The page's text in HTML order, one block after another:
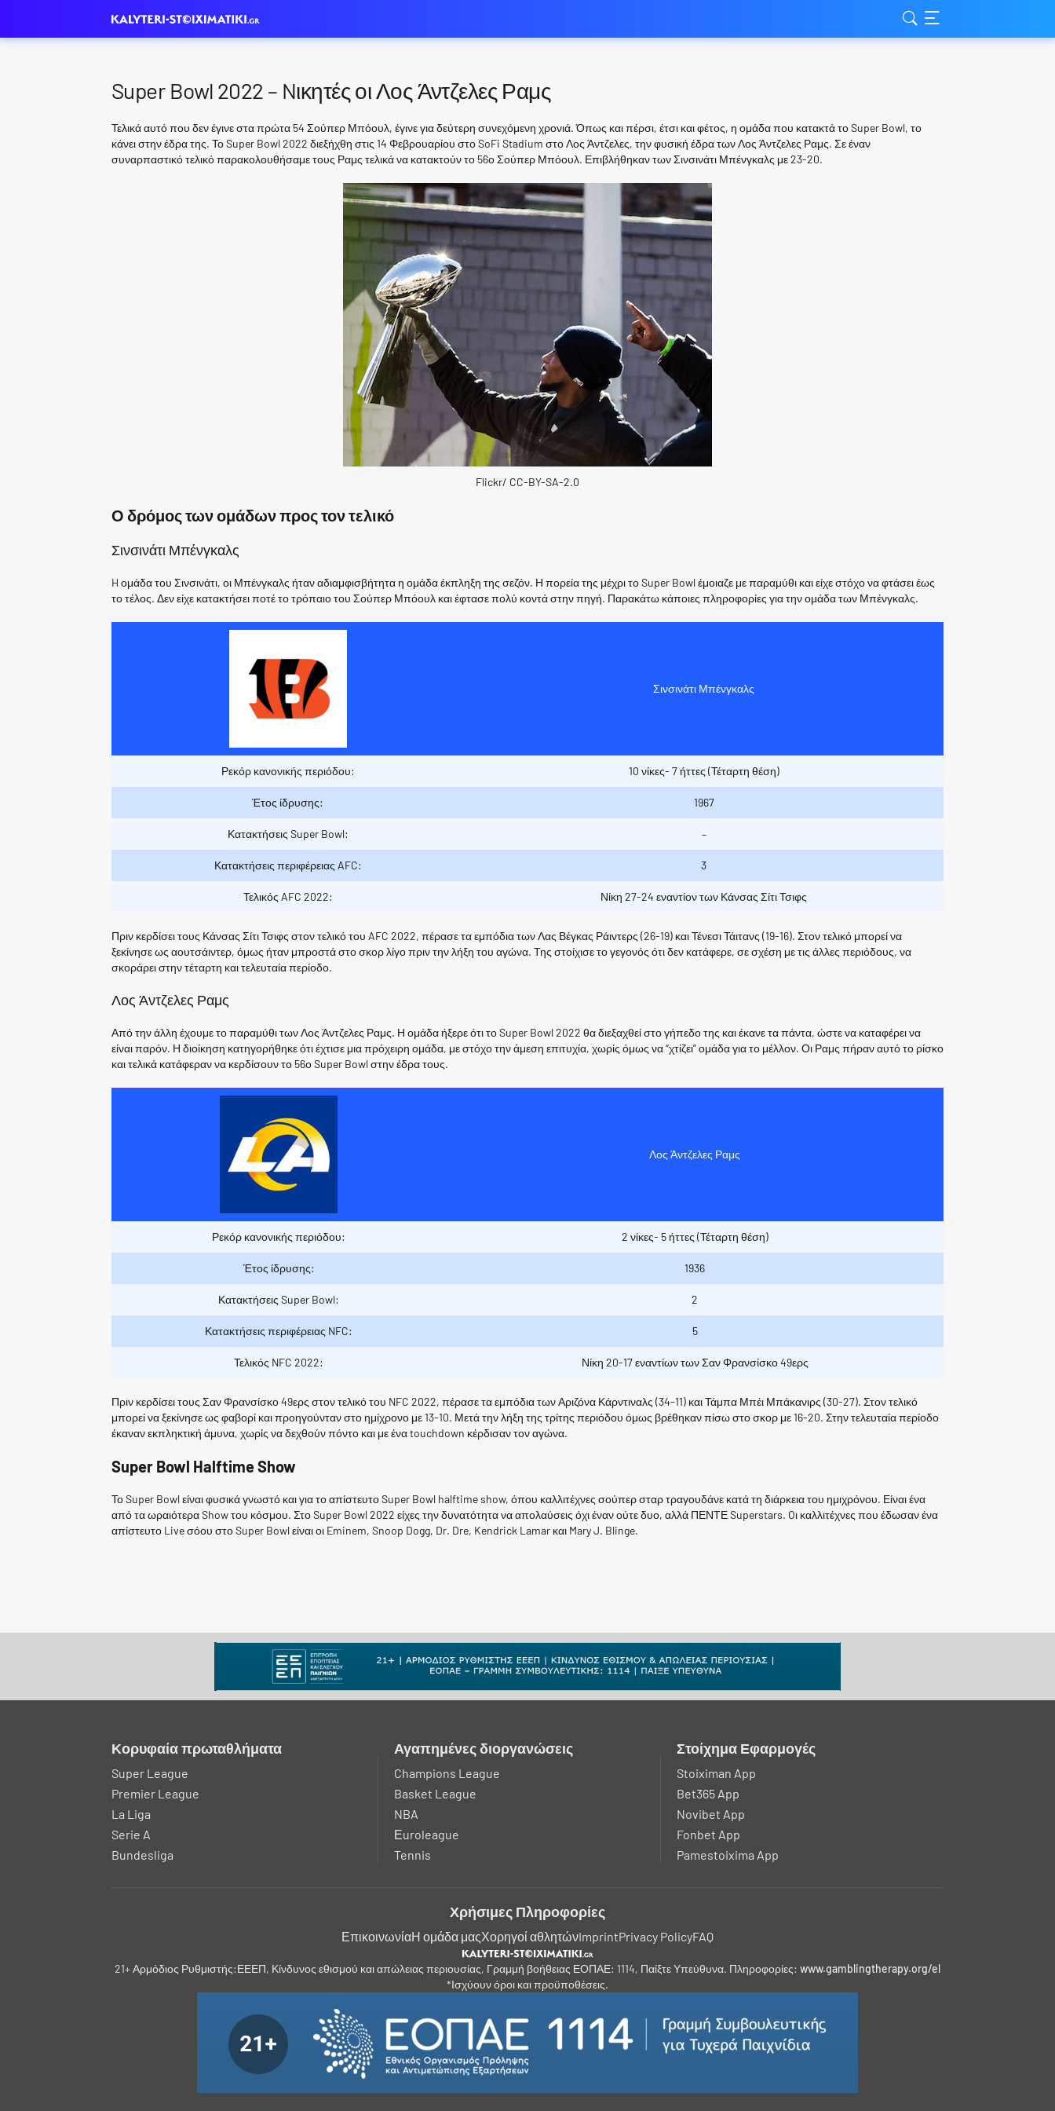
Super Bowl 2022 – Nικητές οι Λος Άντζελες Ραμς
Τελικά αυτό που δεν έγινε στα πρώτα 54 Σούπερ Μπόουλ, έγινε για δεύτερη συνεχόμενη χρονιά. Όπως και πέρσι, έτσι και φέτος, η ομάδα που κατακτά το Super Bowl, το
κάνει στην έδρα της. Το Super Bowl 2022 διεξήχθη στις 14 Φεβρουαρίου στο SoFi Stadium στο Λος Άντζελες, την φυσική έδρα των Λος Άντζελες Ραμς. Σε έναν
συναρπαστικό τελικό παρακολουθήσαμε τους Ραμς τελικά να κατακτούν το 56ο Σούπερ Μπόουλ. Επιβλήθηκαν των Σινσινάτι Μπένγκαλς με 23-20.
Flickr/ CC-BY-SA-2.0
Ο δρόμος των ομάδων προς τον τελικό
Σινσινάτι Μπένγκαλς
H ομάδα του Σινσινάτι, οι Μπένγκαλς ήταν αδιαμφισβήτητα η ομάδα έκπληξη της σεζόν. Η πορεία της μέχρι το Super Bowl έμοιαζε με παραμύθι και είχε στόχο να φτάσει έως
το τέλος. Δεν είχε κατακτήσει ποτέ το τρόπαιο του Σούπερ Μπόουλ και έφτασε πολύ κοντά στην πηγή. Παρακάτω κάποιες πληροφορίες για την ομάδα των Μπένγκαλς.
Σινσινάτι Μπένγκαλς
Ρεκόρ κανονικής περιόδου: 10 νίκες- 7 ήττες (Τέταρτη θέση)
Έτος ίδρυσης: 1967
Κατακτήσεις Super Bowl: –
Κατακτήσεις περιφέρειας AFC: 3
Τελικός AFC 2022: Νίκη 27-24 εναντίον των Κάνσας Σίτι Τσιφς
Πριν κερδίσει τους Κάνσας Σίτι Τσιφς στον τελικό του AFC 2022, πέρασε τα εμπόδια των Λας Βέγκας Ράιντερς (26-19) και Τένεσι Τάιτανς (19-16). Στον τελικό μπορεί να
ξεκίνησε ως αουτσάιντερ, όμως ήταν μπροστά στο σκορ λίγο πριν την λήξη του αγώνα. Της στοίχισε το γεγονός ότι δεν κατάφερε, σε σχέση με τις άλλες περιόδους, να
σκοράρει στην τέταρτη και τελευταία περίοδο.
Λος Άντζελες Ραμς
Από την άλλη έχουμε το παραμύθι των Λος Άντζελες Ραμς. Η ομάδα ήξερε ότι το Super Bowl 2022 θα διεξαχθεί στο γήπεδο της και έκανε τα πάντα, ώστε να καταφέρει να
είναι παρόν. Η διοίκηση κατηγορήθηκε ότι έχτισε μια πρόχειρη ομάδα, με στόχο την άμεση επιτυχία, χωρίς όμως να “χτίζει” ομάδα για το μέλλον. Οι Ραμς πήραν αυτό το ρίσκο
και τελικά κατάφεραν να κερδίσουν το 56ο Super Bowl στην έδρα τους.
Λος Άντζελες Ραμς
Ρεκόρ κανονικής περιόδου: 2 νίκες- 5 ήττες (Τέταρτη θέση)
Έτος ίδρυσης: 1936
Κατακτήσεις Super Bowl: 2
Κατακτήσεις περιφέρειας NFC: 5
Τελικός NFC 2022: Νίκη 20-17 εναντίων των Σαν Φρανσίσκο 49ερς
Πριν κερδίσει τους Σαν Φρανσίσκο 49ερς στον τελικό του NFC 2022, πέρασε τα εμπόδια των Αριζόνα Κάρντιναλς (34-11) και Τάμπα Μπέι Μπάκανιρς (30-27). Στον τελικό
μπορεί να ξεκίνησε ως φαβορί και προηγούνταν στο ημίχρονο με 13-10. Μετά την λήξη της τρίτης περιόδου όμως βρέθηκαν πίσω στο σκορ με 16-20. Στην τελευταία περίοδο
έκαναν εκπληκτική άμυνα, χωρίς να δεχθούν πόντο και με ένα touchdown κέρδισαν τον αγώνα.
Super Bowl Halftime Show
Το Super Bowl είναι φυσικά γνωστό και για το απίστευτο Super Bowl halftime show, όπου καλλιτέχνες σούπερ σταρ τραγουδάνε κατά τη διάρκεια του ημιχρόνου. Είναι ένα
από τα ωραιότερα Show του κόσμου. Στο Super Bowl 2022 είχες την δυνατότητα να απολαύσεις όχι έναν ούτε δυο, αλλά ΠΕΝΤΕ Superstars. Oι καλλιτέχνες που έδωσαν ένα
απίστευτο Live σόου στο Super Bowl είναι οι Eminem, Snoop Dogg, Dr. Dre, Kendrick Lamar και Mary J. Blinge.
Κορυφαία πρωταθλήματα
Super League
Premier League
La Liga
Serie A
Bundesliga
Αγαπημένες διοργανώσεις
Champions League
Basket League
NBA
Εuroleague
Tennis
Στοίχημα Εφαρμογές
Stoiximan App
Bet365 App
Novibet App
Fonbet App
Pamestoixima App
Χρήσιμες Πληροφορίες
ΕπικοινωνίαΗ ομάδα μαςΧορηγοί αθλητώνImprintPrivacy PolicyFAQ
21+ Αρμόδιος Ρυθμιστής:ΕΕΕΠ, Κίνδυνος εθισμού και απώλειας περιουσίας, Γραμμή βοήθειας ΕΟΠΑΕ: 1114, Παίξτε Υπεύθυνα. Πληροφορίες: www.gamblingtherapy.org/el
*Ισχύουν όροι και προϋποθέσεις.